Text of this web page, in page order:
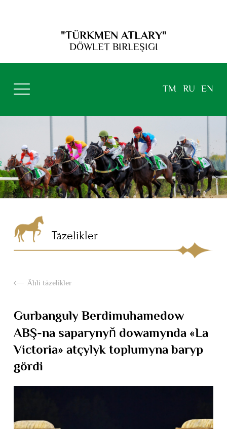
"TÜRKMEN ATLARY"
DÖWLET BIRLEŞIGI
TM RU EN
Täzelikler
Ähli täzelikler
Gurbanguly Berdimuhamedow
ABŞ-na saparynyň dowamynda «La
Victoria» atçylyk toplumyna baryp
gördi